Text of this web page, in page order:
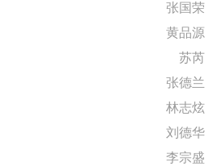
张国荣
黄品源
苏芮
张德兰
林志炫
刘德华
李宗盛